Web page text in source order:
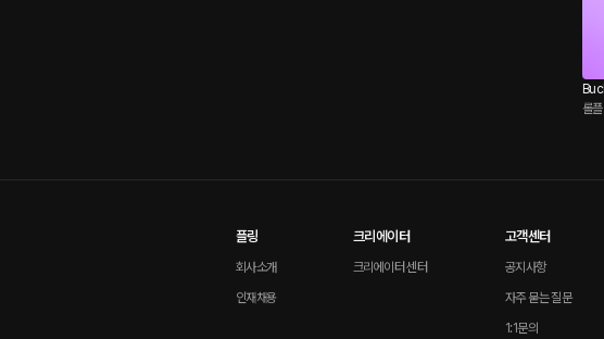
롤
플링
회사소개
인재채용
크리에이터
크리에이터 센터
고객센터
공지사항
자주 묻는 질문
1:1문의